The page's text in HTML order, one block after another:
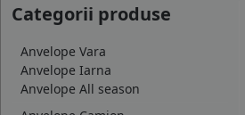
32
35
37
Categorii produse
Anvelope Vara
Anvelope Iarna
Anvelope All season